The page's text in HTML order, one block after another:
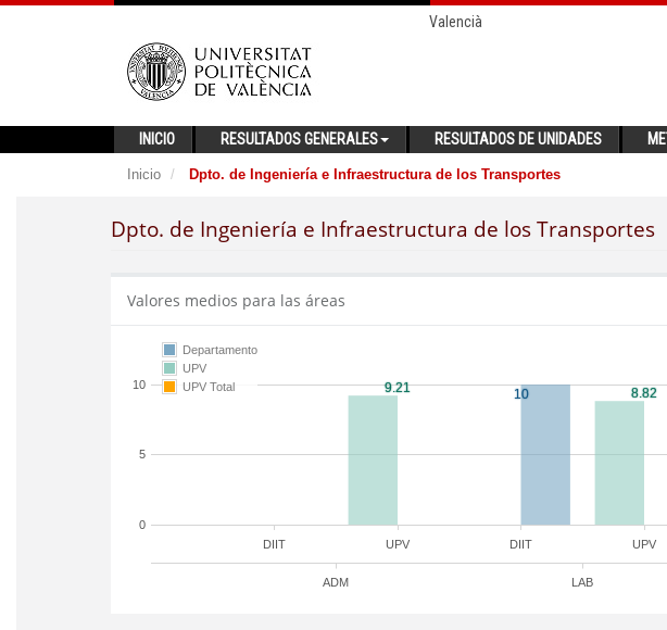
Valencià
INICIO RESULTADOS GENERALES RESULTADOS DE UNIDADES
Inicio Dpto. de Ingeniería e Infraestructura de los Transportes
Dpto. de Ingeniería e Infraestructura de los Transportes
Valores medios para las áreas
DIIT DIIT
UPV UPV
ADM LAB
0
5
10
Departamento
UPV
UPV Total